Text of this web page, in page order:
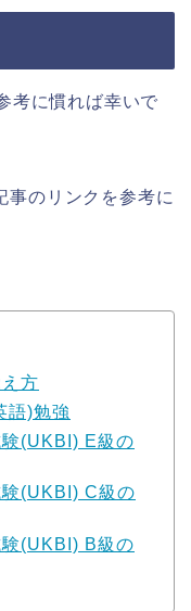
考に慣れば幸いで
事のリンクを参考に
方
語)勉強
(UKBI) E級の
(UKBI) C級の
(UKBI) B級の